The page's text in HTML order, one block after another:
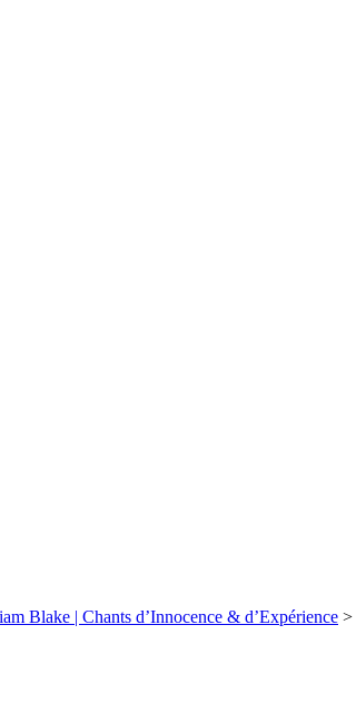
Blake | Chants d’Innocence & d’Expérience >